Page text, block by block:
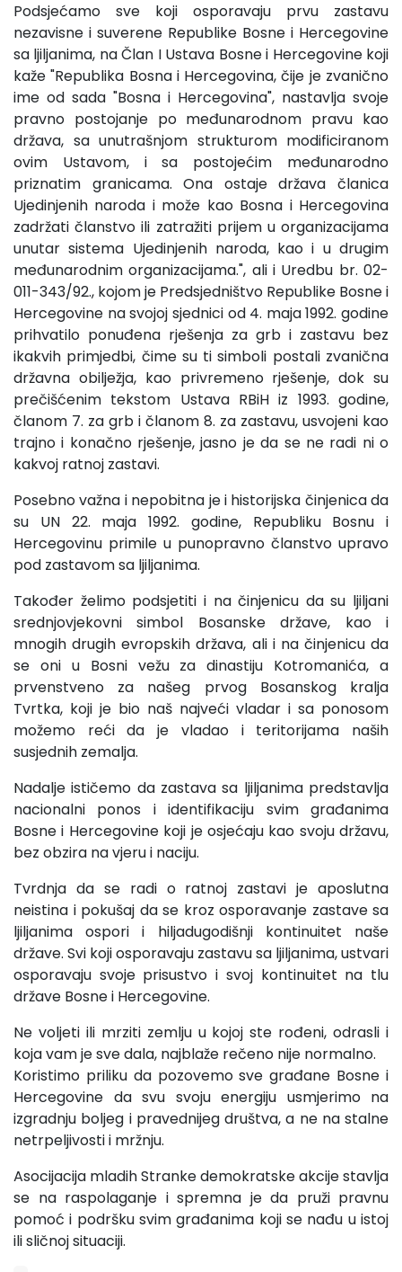
Podsjećamo sve koji osporavaju prvu zastavu
nezavisne i suverene Republike Bosne i Hercegovine
sa ljiljanima, na Član I Ustava Bosne i Hercegovine koji
kaže "Republika Bosna i Hercegovina, čije je zvanično
ime od sada "Bosna i Hercegovina", nastavlja svoje
pravno postojanje po međunarodnom pravu kao
država, sa unutrašnjom strukturom modificiranom
ovim Ustavom, i sa postojećim međunarodno
priznatim granicama. Ona ostaje država članica
Ujedinjenih naroda i može kao Bosna i Hercegovina
zadržati članstvo ili zatražiti prijem u organizacijama
unutar sistema Ujedinjenih naroda, kao i u drugim
međunarodnim organizacijama.", ali i Uredbu br. 02-
011-343/92., kojom je Predsjedništvo Republike Bosne i
Hercegovine na svojoj sjednici od 4. maja 1992. godine
prihvatilo ponuđena rješenja za grb i zastavu bez
ikakvih primjedbi, čime su ti simboli postali zvanična
državna obilježja, kao privremeno rješenje, dok su
prečišćenim tekstom Ustava RBiH iz 1993. godine,
članom 7. za grb i članom 8. za zastavu, usvojeni kao
trajno i konačno rješenje, jasno je da se ne radi ni o
kakvoj ratnoj zastavi.
Posebno važna i nepobitna je i historijska činjenica da
su UN 22. maja 1992. godine, Republiku Bosnu i
Hercegovinu primile u punopravno članstvo upravo
pod zastavom sa ljiljanima.
Također želimo podsjetiti i na činjenicu da su ljiljani
srednjovjekovni simbol Bosanske države, kao i
mnogih drugih evropskih država, ali i na činjenicu da
se oni u Bosni vežu za dinastiju Kotromanića, a
prvenstveno za našeg prvog Bosanskog kralja
Tvrtka, koji je bio naš najveći vladar i sa ponosom
možemo reći da je vladao i teritorijama naših
susjednih zemalja.
Nadalje ističemo da zastava sa ljiljanima predstavlja
nacionalni ponos i identifikaciju svim građanima
Bosne i Hercegovine koji je osjećaju kao svoju državu,
bez obzira na vjeru i naciju.
Tvrdnja da se radi o ratnoj zastavi je aposlutna
neistina i pokušaj da se kroz osporavanje zastave sa
ljiljanima ospori i hiljadugodišnji kontinuitet naše
države. Svi koji osporavaju zastavu sa ljiljanima, ustvari
osporavaju svoje prisustvo i svoj kontinuitet na tlu
države Bosne i Hercegovine.
Ne voljeti ili mrziti zemlju u kojoj ste rođeni, odrasli i
koja vam je sve dala, najblaže rečeno nije normalno.
Koristimo priliku da pozovemo sve građane Bosne i
Hercegovine da svu svoju energiju usmjerimo na
izgradnju boljeg i pravednijeg društva, a ne na stalne
netrpeljivosti i mržnju.
Asocijacija mladih Stranke demokratske akcije stavlja
se na raspolaganje i spremna je da pruži pravnu
pomoć i podršku svim građanima koji se nađu u istoj
ili sličnoj situaciji.